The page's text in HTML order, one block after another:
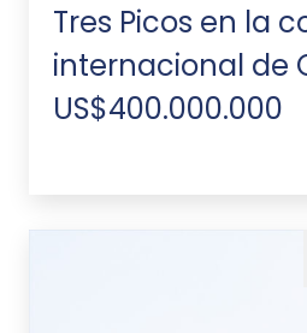
Tres Picos en la
internacional de
US$400.000.000